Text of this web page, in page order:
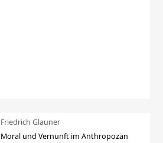
Friedrich Glauner
Moral und Vernunft im Anthropozän